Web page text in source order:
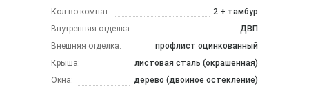
Кол-во комнат:
2 + тамбур
Внутренняя отделка:
ДВП
Внешняя отделка:
профлист оцинкованный
Крыша:
листовая сталь (окрашенная)
Окна:
дерево (двойное остекление)